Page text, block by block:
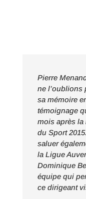
Pierre
ne l’oublions
sa mémoire
témoignage
mois après la
du Sport
saluer
la Ligue
Dominique
équipe qui
ce dirigeant